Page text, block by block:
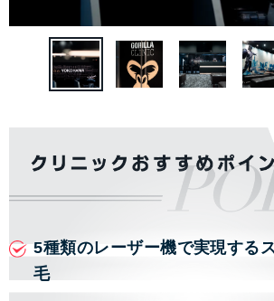
5種類のレーザー機で実現する
毛
大分県